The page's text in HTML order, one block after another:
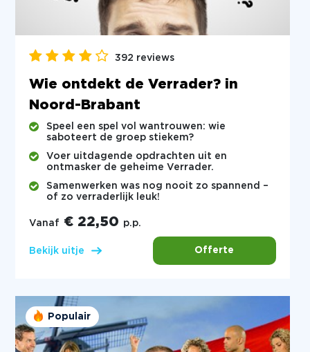
392 reviews
Wie ontdekt de Verrader? in
Noord-Brabant
Speel een spel vol wantrouwen: wie
saboteert de groep stiekem?
Voer uitdagende opdrachten uit en
ontmasker de geheime Verrader.
Samenwerken was nog nooit zo spannend –
of zo verraderlijk leuk!
Vanaf € 22,50 p.p.
Bekijk uitje Offerte
Populair